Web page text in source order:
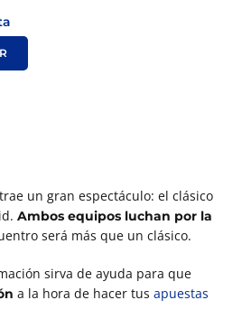
un gran espectáculo: el clásico
Ambos equipos luchan por la
será más que un clásico.
sirva de ayuda para que
a la hora de hacer tus apuestas